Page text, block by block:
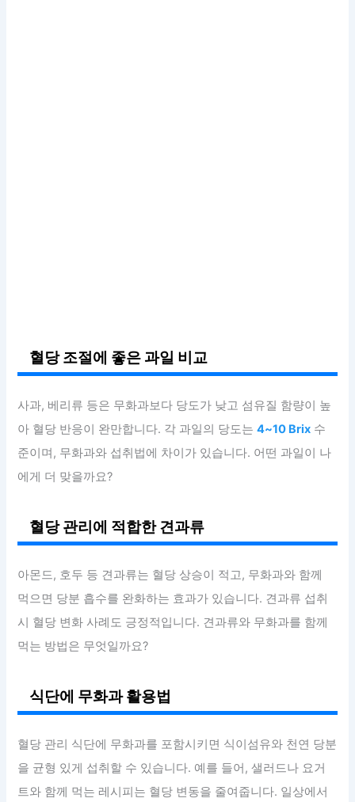
혈당 조절에 좋은 과일 비교
사과, 베리류 등은 무화과보다 당도가 낮고 섬유질 함량이 높
아 혈당 반응이 완만합니다. 각 과일의 당도는4~10 Brix 수
준이며, 무화과와 섭취법에 차이가 있습니다. 어떤 과일이 나
에게 더 맞을까요?
혈당 관리에 적합한 견과류
아몬드, 호두 등 견과류는 혈당 상승이 적고, 무화과와 함께
먹으면 당분 흡수를 완화하는 효과가 있습니다. 견과류 섭취
시 혈당 변화 사례도 긍정적입니다. 견과류와 무화과를 함께
먹는 방법은 무엇일까요?
식단에 무화과 활용법
혈당 관리 식단에 무화과를 포함시키면 식이섬유와 천연 당분
을 균형 있게 섭취할 수 있습니다. 예를 들어, 샐러드나 요거
트와 함께 먹는 레시피는 혈당 변동을 줄여줍니다. 일상에서